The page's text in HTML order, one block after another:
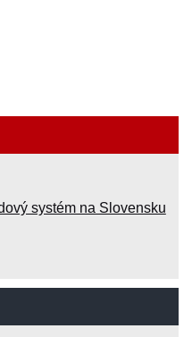
systém na Slovensku